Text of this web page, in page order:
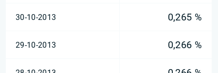
30-10-2013 0,265 %
29-10-2013 0,266 %